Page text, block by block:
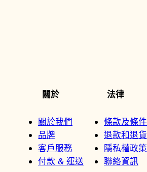
關於
關於我們
品牌
客戶服務
付款 & 運送
法律
條款及條件
退款和退貨
隱私權政策
聯絡資訊